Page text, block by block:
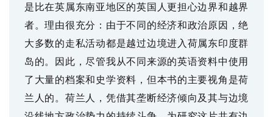
是比在英属东南亚地区的英国人更担心边界和越界
者。理由很充分：由于不同的经济和政治原因，绝
大多数的走私活动都是越过边境进入荷属东印度群
岛的。因此，尽管我从不同来源的英语资料中使用
了大量的档案和史学资料，但本书的主要视角是荷
兰人的。荷兰人，凭借其垄断经济倾向及其与边境